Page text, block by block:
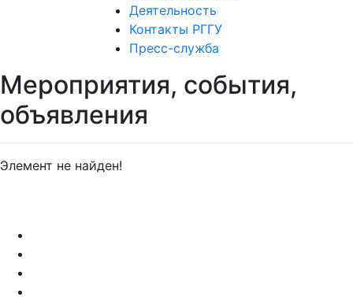
Деятельность
Контакты РГГУ
Пресс-служба
Мероприятия, события,
объявления
Элемент не найден!